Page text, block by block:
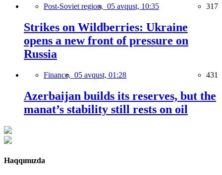
Post-Soviet region, 05 avqust, 10:35 317
Strikes on Wildberries: Ukraine
opens a new front of pressure on
Russia
Finance, 05 avqust, 01:28 431
Azerbaijan builds its reserves, but the
manat’s stability still rests on oil
Haqqımızda